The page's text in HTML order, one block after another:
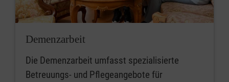
Demenzarbeit
Die Demenzarbeit umfasst spezialisierte
Betreuungs- und Pflegeangebote für